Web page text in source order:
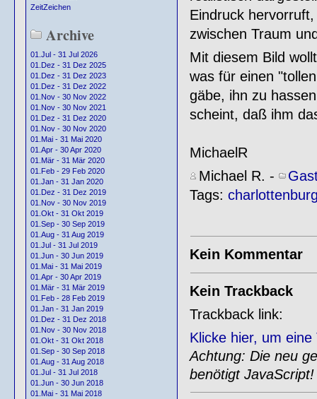
ZeitZeichen
Archive
01.Jul - 31 Jul 2026
01.Dez - 31 Dez 2025
01.Dez - 31 Dez 2023
01.Dez - 31 Dez 2022
01.Nov - 30 Nov 2022
01.Nov - 30 Nov 2021
01.Dez - 31 Dez 2020
01.Nov - 30 Nov 2020
01.Mai - 31 Mai 2020
01.Apr - 30 Apr 2020
01.Mär - 31 Mär 2020
01.Feb - 29 Feb 2020
01.Jan - 31 Jan 2020
01.Dez - 31 Dez 2019
01.Nov - 30 Nov 2019
01.Okt - 31 Okt 2019
01.Sep - 30 Sep 2019
01.Aug - 31 Aug 2019
01.Jul - 31 Jul 2019
01.Jun - 30 Jun 2019
01.Mai - 31 Mai 2019
01.Apr - 30 Apr 2019
01.Mär - 31 Mär 2019
01.Feb - 28 Feb 2019
01.Jan - 31 Jan 2019
01.Dez - 31 Dez 2018
01.Nov - 30 Nov 2018
01.Okt - 31 Okt 2018
01.Sep - 30 Sep 2018
01.Aug - 31 Aug 2018
01.Jul - 31 Jul 2018
01.Jun - 30 Jun 2018
01.Mai - 31 Mai 2018
Eindruck
zwischen Traum
Mit diesem Bild
was für einen
gäbe, ihn zu
scheint, daß ihm
MichaelR
Michael R. -
Tags:
Kein Kommentar
Kein Trackback
Trackback link:
Klicke hier, um
Achtung: Die neu
benötigt JavaScript!